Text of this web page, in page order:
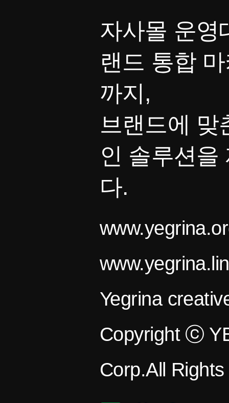
자사몰 운영
랜드 통합
까지,
브랜드에 맞
인 솔루션을
다.
Yegrina
Copyright ⓒ
Corp.All